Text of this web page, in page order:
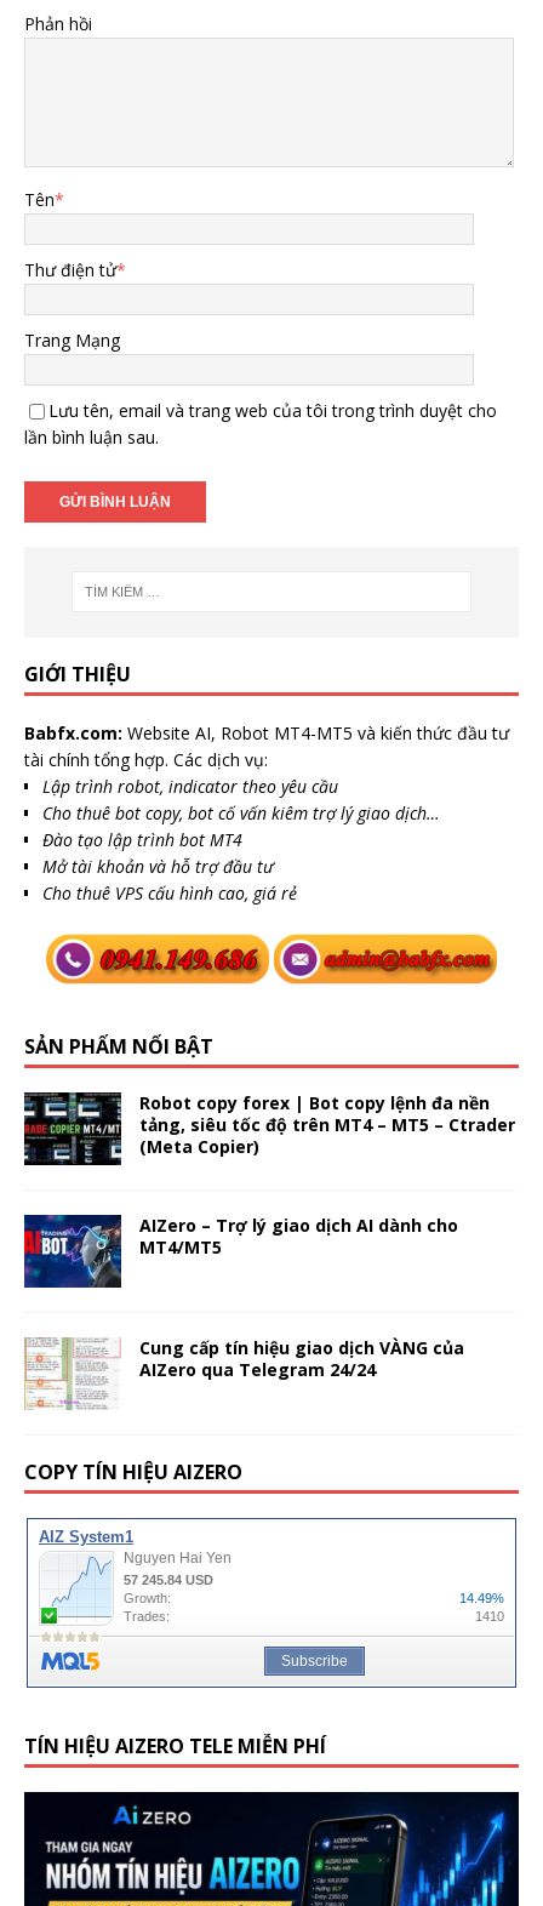
Phản hồi
Tên*
Thư điện tử*
Trang Mạng
Lưu tên, email và trang web của tôi trong trình duyệt cho
lần bình luận sau.
GIỚI THIỆU
Babfx.com: Website AI, Robot MT4-MT5 và kiến thức đầu tư
tài chính tổng hợp. Các dịch vụ:
Lập trình robot, indicator theo yêu cầu
Cho thuê bot copy, bot cố vấn kiêm trợ lý giao dịch…
Đào tạo lập trình bot MT4
Mở tài khoản và hỗ trợ đầu tư
Cho thuê VPS cấu hình cao, giá rẻ
SẢN PHẨM NỔI BẬT
Robot copy forex | Bot copy lệnh đa nền
tảng, siêu tốc độ trên MT4 – MT5 – Ctrader
(Meta Copier)
AIZero – Trợ lý giao dịch AI dành cho
MT4/MT5
Cung cấp tín hiệu giao dịch VÀNG của
AIZero qua Telegram 24/24
COPY TÍN HIỆU AIZERO
TÍN HIỆU AIZERO TELE MIỄN PHÍ